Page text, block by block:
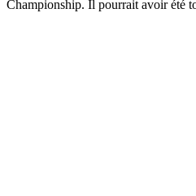
Championship. Il pourrait avoir été